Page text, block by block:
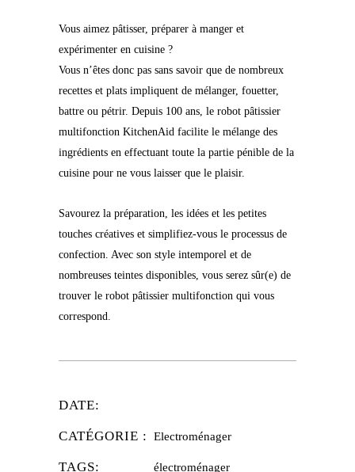
Vous aimez pâtisser, préparer à manger et
expérimenter en cuisine ?
Vous n’êtes donc pas sans savoir que de nombreux
recettes et plats impliquent de mélanger, fouetter,
battre ou pétrir. Depuis 100 ans, le robot pâtissier
multifonction KitchenAid facilite le mélange des
ingrédients en effectuant toute la partie pénible de la
cuisine pour ne vous laisser que le plaisir.
Savourez la préparation, les idées et les petites
touches créatives et simplifiez-vous le processus de
confection. Avec son style intemporel et de
nombreuses teintes disponibles, vous serez sûr(e) de
trouver le robot pâtissier multifonction qui vous
correspond.
DATE:
CATÉGORIE : Electroménager
TAGS: électroménager